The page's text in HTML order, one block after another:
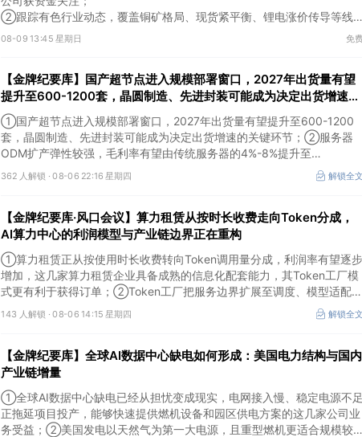
②跟踪有色行业动态，覆盖铜矿格局、现货紧平衡、锂电涨价传导等线
索，Ta们股价持续走高。
08-09 13:45 星期日 免
【金牌纪要库】国产超节点进入规模部署窗口，2027年出货量有望
提升至600-1200套，晶圆制造、先进封装可能成为决定出货增速的
关键环节
①国产超节点进入规模部署窗口，2027年出货量有望提升至600-1200
套，晶圆制造、先进封装可能成为决定出货增速的关键环节；②服务器
ODM扩产弹性较强，毛利率有望由传统服务器的4%-8%提升至
10%-15%，这两家公司占据整机市场的核心份额；③国产交换芯片已经
由送样验证逐步进入小批量应用，中低速率产品替代有望加快，400G、
362 人解锁 ·08-06 22:16 星期四 解锁全
【金牌纪要库·风口会议】算力租赁从按时长收费走向Token分成，
AI算力中心的利润模型与产业链边界正在重构
①算力租赁正从按使用时长收费转向Token调用量分成，利润率有望逐步
增加，这几家算力租赁企业具备成熟的信息化配套能力，其Token工厂模
式更有利于获得订单；②Token工厂把服务边界扩展至调度、模型适配、
计费和安全，这类具备网络安全配套和底层模型适配业务的企业也会受益
Token工厂建设；③高端训练卡仍受供给约束，AI应用持续推高推理需求
143 人解锁 ·08-06 14:15 星期四 解锁全
【金牌纪要库】全球AI数据中心缺电如何形成：美国电力结构与国内
产业链增量
①全球AI数据中心缺电已经从担忧变成现实，电网接入慢、稳定电源不
正拖延项目投产，能够快速提供燃机设备和园区供电方案的这几家公司业
务受益；②美国发电以天然气为第一大电源，且重型燃机更适合规模较